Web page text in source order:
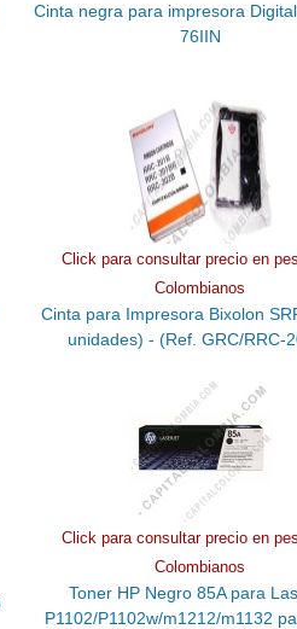
Cinta negra para impresora
76IIN
Click para consultar precio en
Colombianos
Cinta para Impresora Bixolon
unidades) - (Ref. GRC/RRC-
Click para consultar precio en
Colombianos
Toner HP Negro 85A para
P1102/P1102w/m1212/m1132